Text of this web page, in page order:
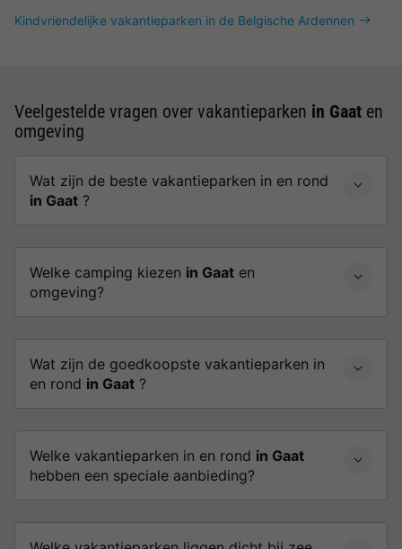
Kindvriendelijke vakantieparken in de Belgische Ardennen
Veelgestelde vragen over vakantieparken in Gaat en
omgeving
Wat zijn de beste vakantieparken in en rond
in Gaat ?
Welke camping kiezen in Gaat en
omgeving?
Wat zijn de goedkoopste vakantieparken in
en rond in Gaat ?
Welke vakantieparken in en rond in Gaat
hebben een speciale aanbieding?